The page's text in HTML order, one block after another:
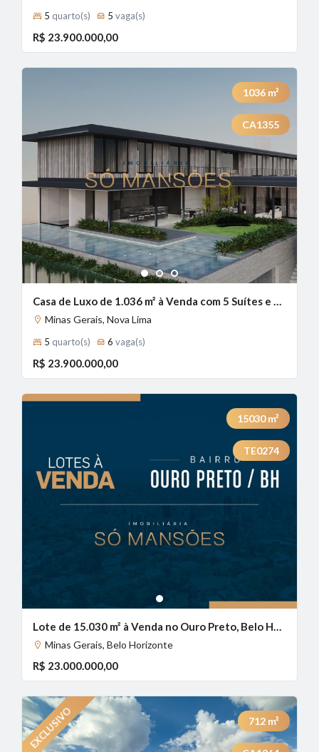
5 quarto(s) 5 vaga(s)
R$ 23.900.000,00
1 2 3
1036 m²
CA1355
Casa de Luxo de 1.036 m² à Venda com 5 Suítes e Home Cinema no Vale dos Cristais, Nova Lima - MG
Minas Gerais, Nova Lima
5 quarto(s) 6 vaga(s)
R$ 23.900.000,00
1
15030m²
TE0274
Lote de 15.030 m² à Venda no Ouro Preto, Belo Horizonte - MG
Minas Gerais, Belo Horizonte
R$ 23.000.000,00
712 m²